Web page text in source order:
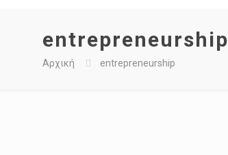
entrepreneurship
Αρχική entrepreneurship